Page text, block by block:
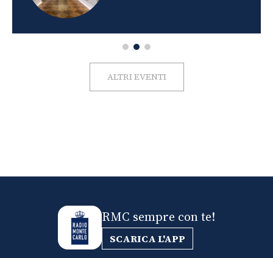
ALTRI EVENTI
RMC sempre con te!
SCARICA L'APP